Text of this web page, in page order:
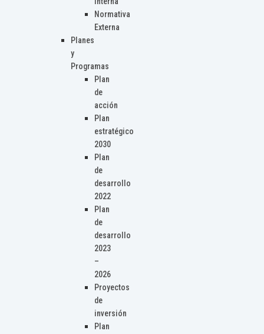
Normativa
Externa
Planes
y
Programas
Plan
de
acción
Plan
estratégico
2030
Plan
de
desarrollo
2022
Plan
de
desarrollo
2023
–
2026
Proyectos
de
inversión
Plan